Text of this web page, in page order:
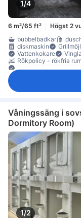
1/4
6 m²/65 ft²
Högst 2
bubbelbadkar
diskmaskin
Vattenkokare
Rökpolicy - rökfria
Våningssäng i
Dormitory Room)
1/2